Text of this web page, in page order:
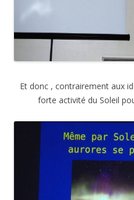
Et donc , contrairement aux
forte activité du Soleil